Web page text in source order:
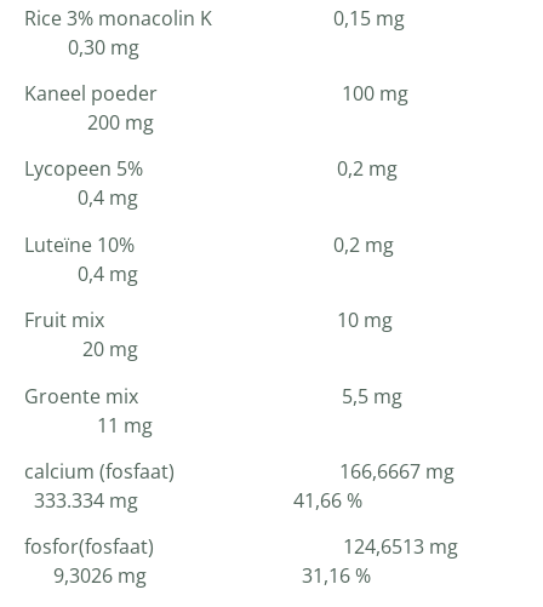
Rice 3% monacolin K 0,15 mg
0,30 mg
Kaneel poeder 100 mg
200 mg
Lycopeen 5% 0,2 mg
0,4 mg
Luteïne 10% 0,2 mg
0,4 mg
Fruit mix 10 mg
20 mg
Groente mix 5,5 mg
11 mg
calcium (fosfaat) 166,6667 mg
333.334 mg 41,66 %
fosfor(fosfaat) 124,6513 mg
9,3026 mg 31,16 %